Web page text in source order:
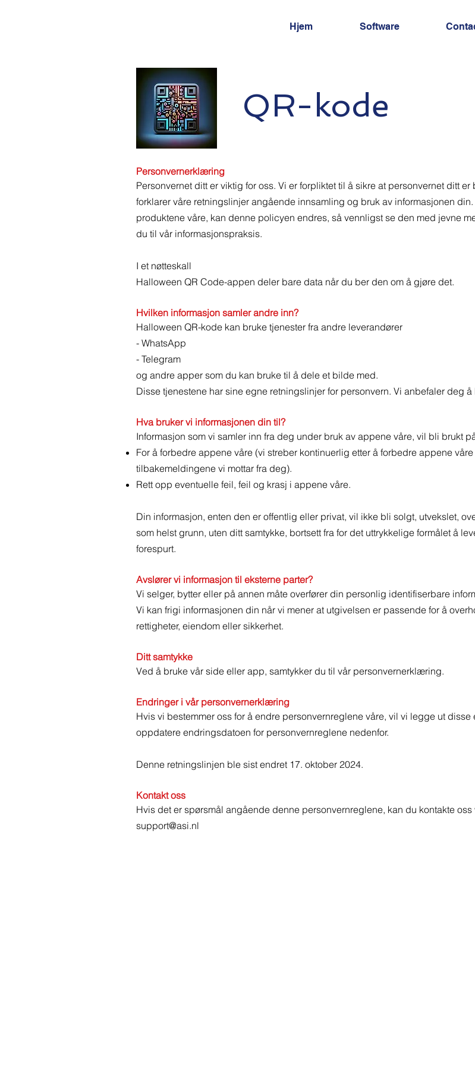
Hjem Software
QR-kode
Personvernerklæring
Personvernet ditt er viktig for oss. Vi er forpliktet til å sikre at personvernet ditt
forklarer våre retningslinjer angående innsamling og bruk av informasjonen
produktene våre, kan denne policyen endres, så vennligst se den med jevne
du til vår informasjonspraksis.
I et nøtteskall
Halloween QR Code-appen deler bare data når du ber den om å gjøre det.
Hvilken informasjon samler andre inn?
Halloween QR-kode kan bruke tjenester fra andre leverandører
- WhatsApp
- Telegram
og andre apper som du kan bruke til å dele et bilde med.
Disse tjenestene har sine egne retningslinjer for personvern. Vi anbefaler deg å
Hva bruker vi informasjonen din til?
Informasjon som vi samler inn fra deg under bruk av appene våre, vil bli brukt
For å forbedre appene våre (vi streber kontinuerlig etter å forbedre appene
tilbakemeldingene vi mottar fra deg).
Rett opp eventuelle feil, feil og krasj i appene våre.
Din informasjon, enten den er offentlig eller privat, vil ikke bli solgt, utvekslet,
som helst grunn, uten ditt samtykke, bortsett fra for det uttrykkelige formålet å
forespurt.
Avslører vi informasjon til eksterne parter?
Vi selger, bytter eller på annen måte overfører din personlig identifiserbare
Vi kan frigi informasjonen din når vi mener at utgivelsen er passende for å
rettigheter, eiendom eller sikkerhet.
Ditt samtykke
Ved å bruke vår side eller app, samtykker du til vår personvernerklæring.
Endringer i vår personvernerklæring
Hvis vi bestemmer oss for å endre personvernreglene våre, vil vi legge ut
oppdatere endringsdatoen for personvernreglene nedenfor.
Denne retningslinjen ble sist endret 17. oktober 2024.
Kontakt oss
Hvis det er spørsmål angående denne personvernreglene, kan du kontakte
support@asi.nl